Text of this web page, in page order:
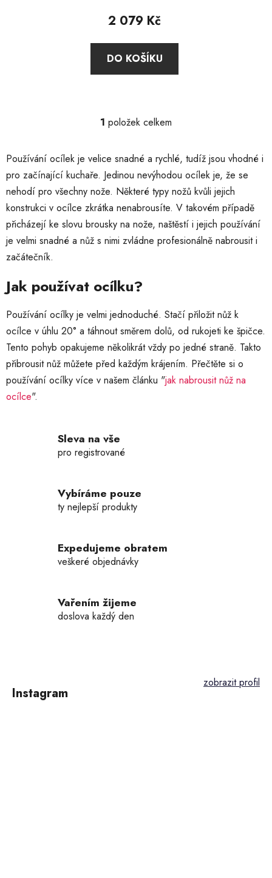
2 079 Kč
DO KOŠÍKU
O
l
á
d
a
c
í
p
r
y
ý
p
i
s
u
1 položek celkem
Používání ocílek je velice snadné a rychlé, tudíž jsou vhodné i
pro začínající kuchaře. Jedinou nevýhodou ocílek je, že se
nehodí pro všechny nože. Některé typy nožů kvůli jejich
konstrukci v ocílce zkrátka nenabrousíte. V takovém případě
přicházejí ke slovu brousky na nože, naštěstí i jejich používání
je velmi snadné a nůž s nimi zvládne profesionálně nabrousit i
začátečník.
Jak používat ocílku?
Používání ocílky je velmi jednoduché. Stačí přiložit nůž k
ocílce v úhlu 20° a táhnout směrem dolů, od rukojeti ke špičce.
Tento pohyb opakujeme několikrát vždy po jedné straně. Takto
přibrousit nůž můžete před každým krájením. Přečtěte si o
používání ocílky více v našem článku "jak nabrousit nůž na
ocílce".
Sleva na vše
pro registrované
Vybíráme pouze
ty nejlepší produkty
Expedujeme obratem
veškeré objednávky
Vařením žijeme
doslova každý den
Instagram